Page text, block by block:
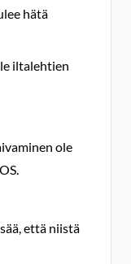
hätä
iltalehtien
ole
että niistä